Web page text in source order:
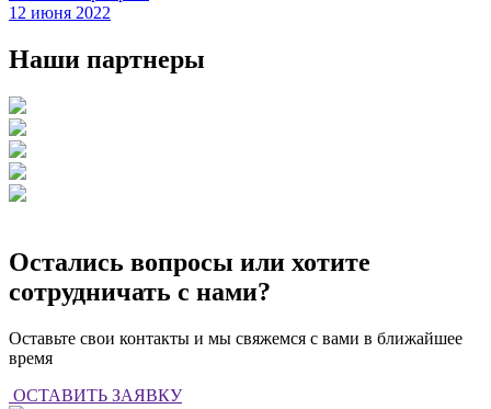
12 июня 2022
Наши партнеры
Остались вопросы или хотите
сотрудничать с нами?
Оставьте свои контакты и мы свяжемся с вами в ближайшее
время
ОСТАВИТЬ ЗАЯВКУ